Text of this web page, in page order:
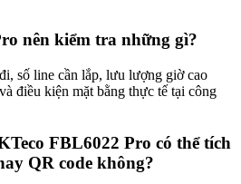
nên kiểm tra những gì?
số line cần lắp, lưu lượng giờ cao
điều kiện mặt bằng thực tế tại công
FBL6022 Pro có thể tích
QR code không?